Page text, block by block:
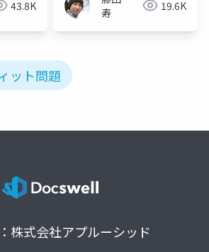
43.8K
寿
19.6K
ット問題
株式会社アプルーシッド